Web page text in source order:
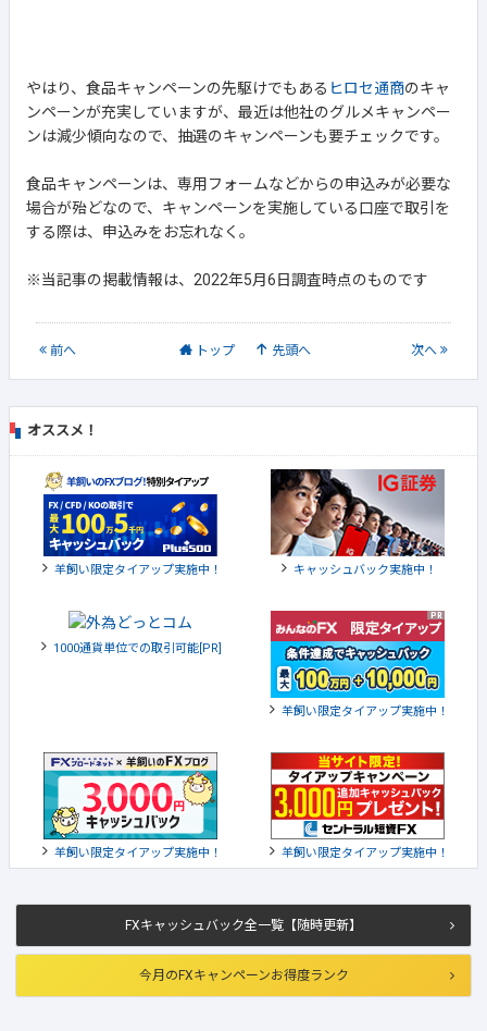
やはり、食品キャンペーンの先駆けでもある ヒロセ通商のキャ
ンペーンが充実していますが、最近は他社のグルメキャンペー
ンは減少傾向なので、抽選のキャンペーンも要チェックです。
食品キャンペーンは、専用フォームなどからの申込みが必要な
場合が殆どなので、キャンペーンを実施している口座で取引を
する際は、申込みをお忘れなく。
※当記事の掲載情報は、2022年5月6日調査時点のものです
前へ トップ 先頭へ 次へ
FXキャッシュバック全一覧【随時更新】
今月のFXキャンペーンお得度ランク
オススメ！
羊飼い限定タイアップ実施中！ キャッシュバック実施中！
1000通貨単位での取引可能[PR]
羊飼い限定タイアップ実施中！
羊飼い限定タイアップ実施中！ 羊飼い限定タイアップ実施中！